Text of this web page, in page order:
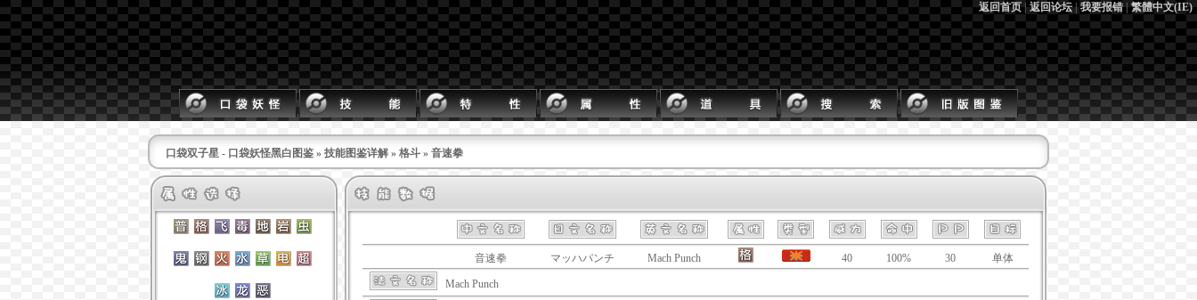
返回首页|返回论坛|我要报错|繁體中文(IE)
口袋双子星 - 口袋妖怪黑白图鉴 » 技能图鉴详解 » 格斗 » 音速拳
音速拳 マッハパンチ Mach Punch 40 100% 30 单体
Mach Punch